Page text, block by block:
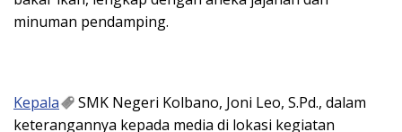
minuman pendamping.
Kepala
SMK Negeri Kolbano, Joni Leo, S.Pd., dalam
keterangannya kepada media di lokasi kegiatan